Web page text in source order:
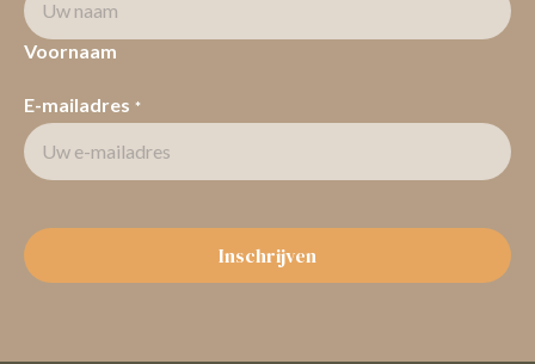
Voornaam
E-mailadres *
Inschrijven